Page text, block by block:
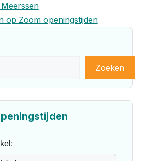
op Zoom openingstijden
Zoeken